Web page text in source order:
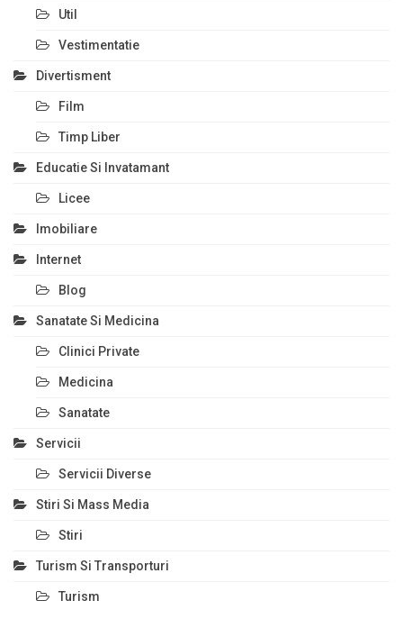
Util
Vestimentatie
Divertisment
Film
Timp Liber
Educatie Si Invatamant
Licee
Imobiliare
Internet
Blog
Sanatate Si Medicina
Clinici Private
Medicina
Sanatate
Servicii
Servicii Diverse
Stiri Si Mass Media
Stiri
Turism Si Transporturi
Turism